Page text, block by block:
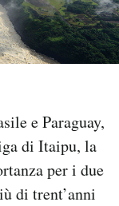
e Paraguay,
di Itaipu, la
per i due
di trent’anni